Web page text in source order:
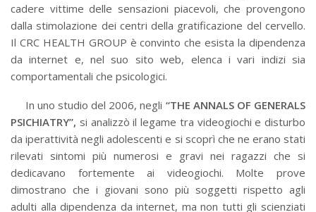
cadere vittime delle sensazioni piacevoli, che provengono
dalla stimolazione dei centri della gratificazione del cervello.
Il CRC HEALTH GROUP è convinto che esista la dipendenza
da internet e, nel suo sito web, elenca i vari indizi sia
comportamentali che psicologici.
In uno studio del 2006, negli “THE ANNALS OF GENERALS
PSICHIATRY”, si analizzò il legame tra videogiochi e disturbo
da iperattività negli adolescenti e si scoprì che ne erano stati
rilevati sintomi più numerosi e gravi nei ragazzi che si
dedicavano fortemente ai videogiochi. Molte prove
dimostrano che i giovani sono più soggetti rispetto agli
adulti alla dipendenza da internet, ma non tutti gli scienziati